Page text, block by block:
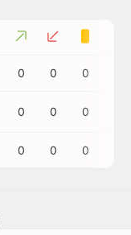
0 0 0
0 0 0
0 0 0